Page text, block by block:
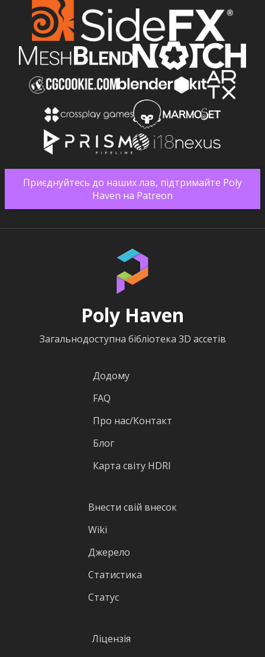
Приєднуйтесь до наших лав, підтримайте Poly
Haven на Patreon
Poly Haven
Загальнодоступна бібліотека 3D ассетів
Додому
FAQ
Про нас/Контакт
Блог
Карта світу HDRI
Внести свій внесок
Wiki
Джерело
Статистика
Статус
Ліцензія